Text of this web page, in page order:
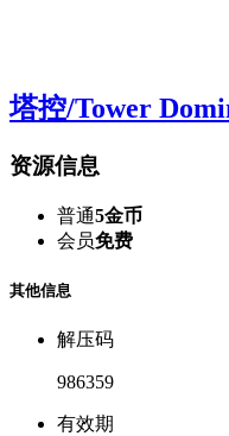
塔控/Tower
资源信息
普通5金币
会员免费
其他信息
解压码
986359
有效期